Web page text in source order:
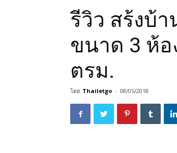
รีวิว สร้งบ้
ขนาด 3 ห้
ตรม.
โดย Thailetgo - 08/05/2018